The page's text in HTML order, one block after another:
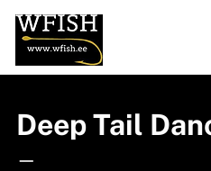
Deep Tail
—